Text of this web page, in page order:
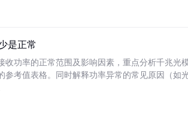
是正常
收功率的正常范围及影响因素，重点分析千兆光
参考值表格。同时解释功率异常的常见原因（如